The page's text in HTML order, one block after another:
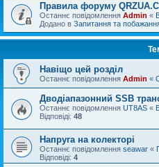
Правила форуму
Останнє повідомлення Admin «
Додано в Запитання та
Навіщо цей розділ
Останнє повідомлення Admin «
Дводіапазонний SSB
Останнє повідомлення UT8AS «
Відповіді: 48
Напруга на колекторі
Останнє повідомлення seawar «
Відповіді: 4